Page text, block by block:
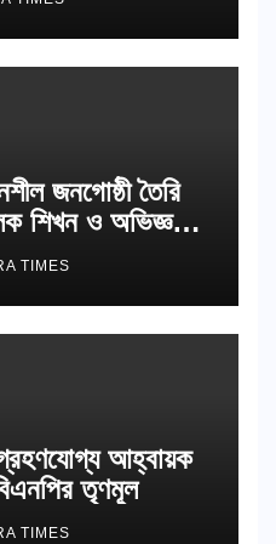
জনগোষ্ঠী তৈরি
শিখন ও অভিজ্ঞতা
TIMES
গ্রহণযোগ্য আহ্বায়ক
তৃণমূল
TIMES